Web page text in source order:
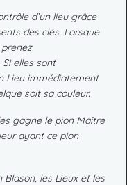
d’un lieu grâce
des clés. Lorsque
elles sont
Lieu immédiatement
soit sa couleur.
gagne le pion Maître
ayant ce pion
Blason, les Lieux et les